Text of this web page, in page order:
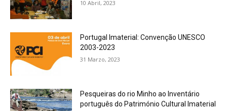
10 Abril, 2023
Portugal Imaterial: Convenção UNESCO
2003-2023
31 Marzo, 2023
Pesqueiras do rio Minho ao Inventário
português do Património Cultural Imaterial